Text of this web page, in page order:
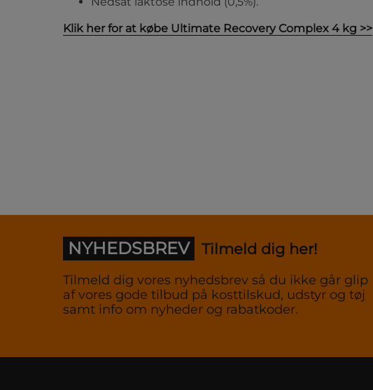
Klik her for at købe Ultimate Recovery Complex 4 kg >>
NYHEDSBREV Tilmeld dig her!
Tilmeld dig vores nyhedsbrev så du ikke går glip
af vores gode tilbud på kosttilskud, udstyr og tøj
samt info om nyheder og rabatkoder.